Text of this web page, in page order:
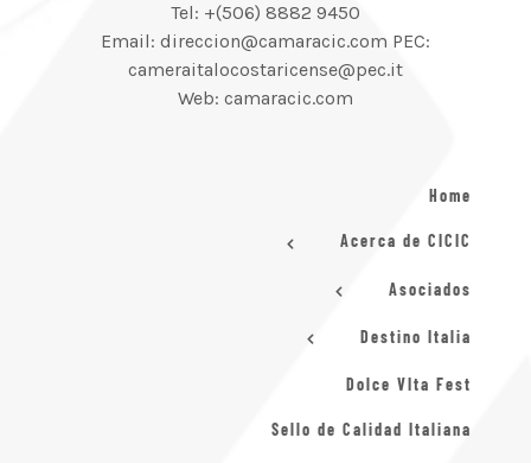
Tel: +(506) 8882 9450
Email: direccion@camaracic.com PEC:
cameraitalocostaricense@pec.it
Web: camaracic.com
Home
Acerca de CICIC
Asociados
Destino Italia
Dolce VIta Fest
Sello de Calidad Italiana